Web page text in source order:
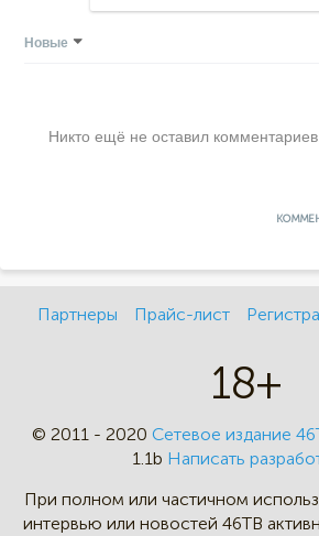
Новые
Никто ещё не оставил
Партнеры Прайс-лист
18+
© 2011 - 2020 Сетевое издание
1.1b Написать
При полном или частичном
интервью или новостей 46TB